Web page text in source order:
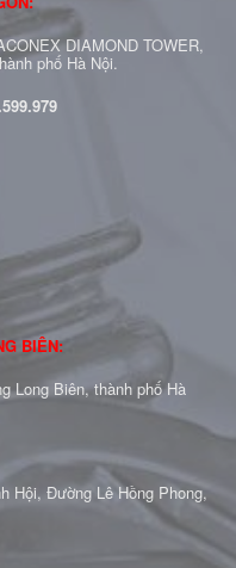
DIAMOND TOWER,
phố Hà Nội.
BIÊN:
Long Biên, thành phố Hà
Hội, Đường Lê Hồng Phong,